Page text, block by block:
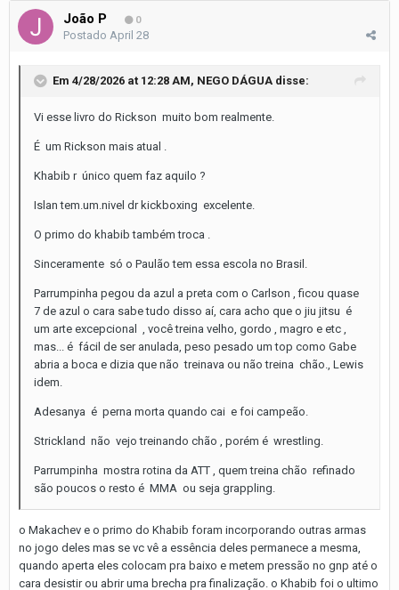
João P 0
Postado April 28
Em 4/28/2026 at 12:28 AM, NEGO DÁGUA disse:
Vi esse livro do Rickson muito bom realmente.
É um Rickson mais atual .
Khabib r único quem faz aquilo ?
Islan tem.um.nivel dr kickboxing excelente.
O primo do khabib também troca .
Sinceramente só o Paulão tem essa escola no Brasil.
Parrumpinha pegou da azul a preta com o Carlson , ficou quase
7 de azul o cara sabe tudo disso aí, cara acho que o jiu jitsu é
um arte excepcional , você treina velho, gordo , magro e etc ,
mas... é fácil de ser anulada, peso pesado um top como Gabe
abria a boca e dizia que não treinava ou não treina chão., Lewis
idem.
Adesanya é perna morta quando cai e foi campeão.
Strickland não vejo treinando chão , porém é wrestling.
Parrumpinha mostra rotina da ATT , quem treina chão refinado
são poucos o resto é MMA ou seja grappling.
o Makachev e o primo do Khabib foram incorporando outras armas
no jogo deles mas se vc vê a essência deles permanece a mesma,
quando aperta eles colocam pra baixo e metem pressão no gnp até o
cara desistir ou abrir uma brecha pra finalização. o Khabib foi o ultimo